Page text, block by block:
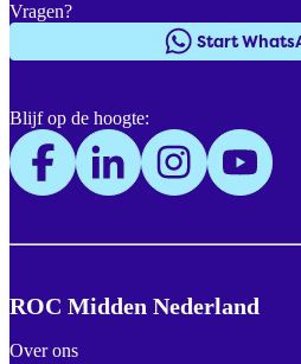
ROC Midden Nederland
Over ons
Vragen?
Start
Blijf op de hoogte: